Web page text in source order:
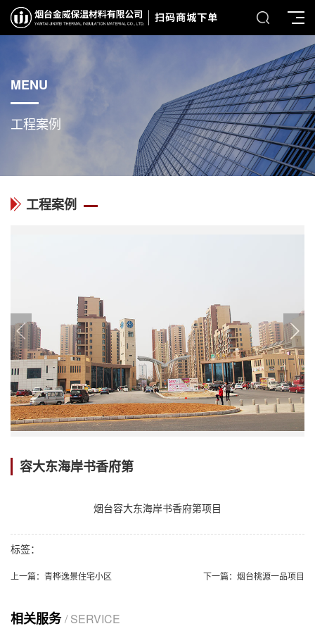
MENU
工程案例
工程案例
容大东海岸书香府第
烟台容大东海岸书香府第项目
标签：
上一篇： 青桦逸景住宅小区 下一篇： 烟台桃源一品项目
相关服务/ SERVICE